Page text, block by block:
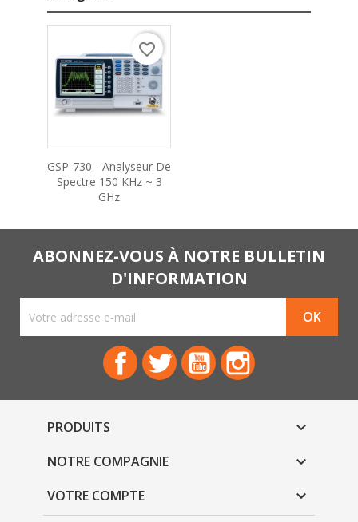
GSP-730 - Analyseur De
Spectre 150 KHz ~ 3
GHz
favorite_border
ABONNEZ-VOUS À NOTRE BULLETIN
D'INFORMATION
FacebookTwitter YouTube
PRODUITS 
NOTRE COMPAGNIE 
VOTRE COMPTE 